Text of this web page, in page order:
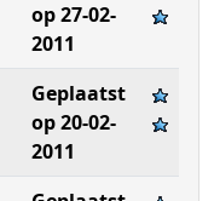
op 27-02-
2011
Geplaatst
op 20-02-
2011